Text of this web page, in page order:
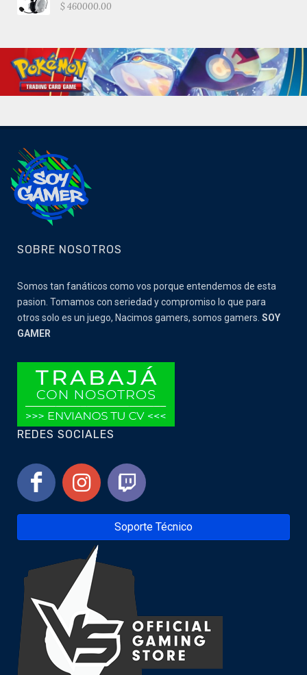
$ 460000.00
SOBRE NOSOTROS
Somos tan fanáticos como vos porque entendemos de esta
pasion. Tomamos con seriedad y compromiso lo que para
otros solo es un juego, Nacimos gamers, somos gamers. SOY
GAMER
REDES SOCIALES
Soporte Técnico